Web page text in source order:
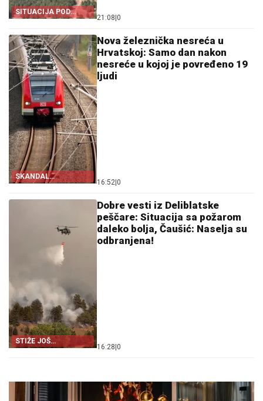
SITUACIJA POD
KONTROLOM
21:08|0
SKANDAL
HRVATSKIH
Nova železnička nesreća u
Hrvatskoj: Samo dan nakon
nesreće u kojoj je povređeno 19
ljudi
16:52|0
STIŽE JOŠ
MEHANIZACIJE
Dobre vesti iz Deliblatske
peščare: Situacija sa požarom
daleko bolja, Čaušić: Naselja su
odbranjena!
16:28|0